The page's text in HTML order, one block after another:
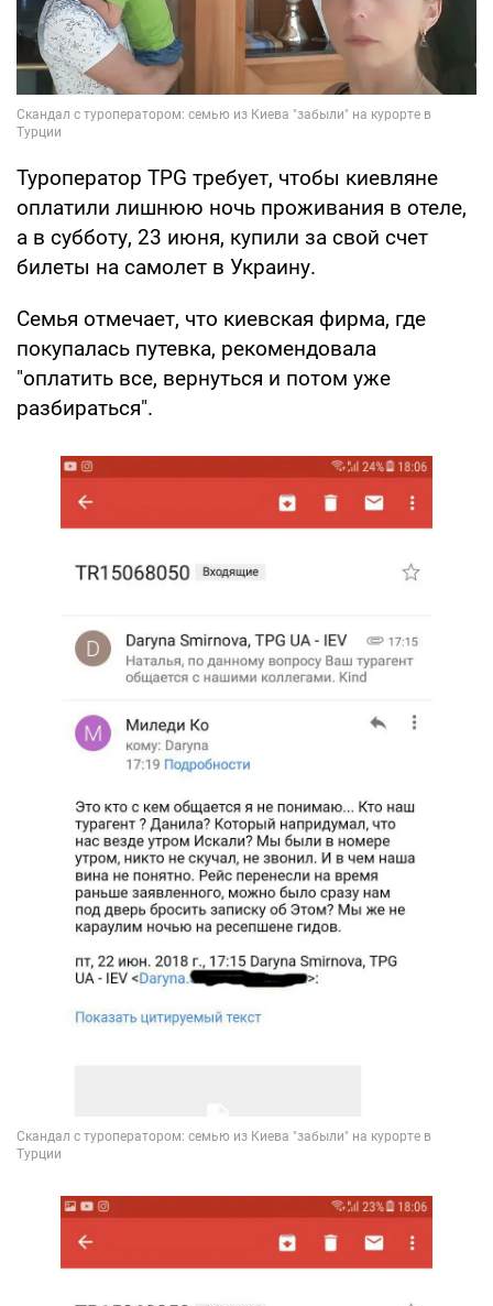
Туроператор TPG требует, чтобы киевляне
оплатили лишнюю ночь проживания в отеле,
а в субботу, 23 июня, купили за свой счет
билеты на самолет в Украину.
Семья отмечает, что киевская фирма, где
покупалась путевка, рекомендовала
"оплатить все, вернуться и потом уже
разбираться".